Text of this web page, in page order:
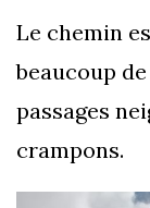
Le chemin
beaucoup
passages
crampons.